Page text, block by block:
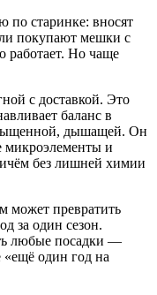
по старинке: вносят
покупают мешки с
работает. Но чаще
с доставкой. Это
баланс в
дышащей. Он
микроэлементы и
без лишней химии
может превратить
за один сезон.
любые посадки —
«ещё один год на